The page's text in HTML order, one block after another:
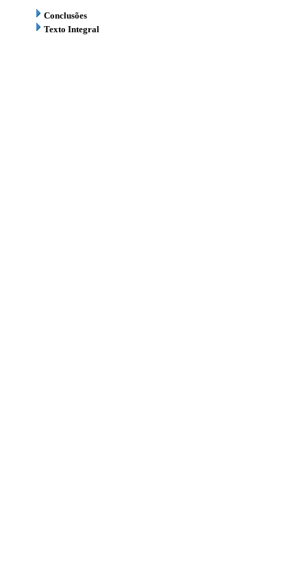
Conclusões
Texto Integral